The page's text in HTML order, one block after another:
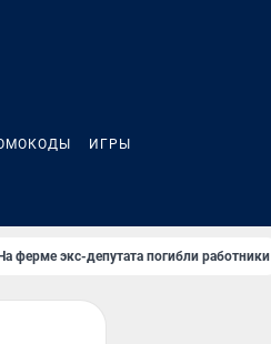
ИГРЫ
ферме экс-депутата погибли работники